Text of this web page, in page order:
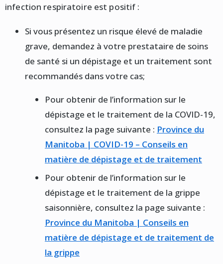
infection respiratoire est positif :
Si vous présentez un risque élevé de maladie
grave, demandez à votre prestataire de soins
de santé si un dépistage et un traitement sont
recommandés dans votre cas;
Pour obtenir de l’information sur le
dépistage et le traitement de la COVID-19,
consultez la page suivante : Province du
Manitoba | COVID-19 – Conseils en
matière de dépistage et de traitement
Pour obtenir de l’information sur le
dépistage et le traitement de la grippe
saisonnière, consultez la page suivante :
Province du Manitoba | Conseils en
matière de dépistage et de traitement de
la grippe